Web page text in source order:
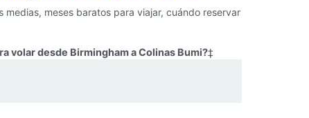
meses baratos para viajar, cuándo reservar
volar desde Birmingham a Colinas Bumi?‡